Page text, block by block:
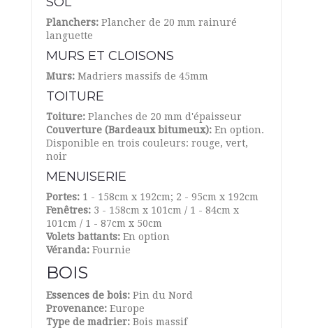
Planchers: Plancher de 20 mm rainuré
languette
MURS ET CLOISONS
Murs: Madriers massifs de 45mm
TOITURE
Toiture: Planches de 20 mm d'épaisseur
Couverture (Bardeaux bitumeux): En option.
Disponible en trois couleurs: rouge, vert,
noir
MENUISERIE
Portes: 1 - 158cm x 192cm; 2 - 95cm x 192cm
Fenêtres: 3 - 158cm x 101cm / 1 - 84cm x
101cm / 1 - 87cm x 50cm
Volets battants: En option
Véranda: Fournie
BOIS
Essences de bois: Pin du Nord
Provenance: Europe
Type de madrier: Bois massif